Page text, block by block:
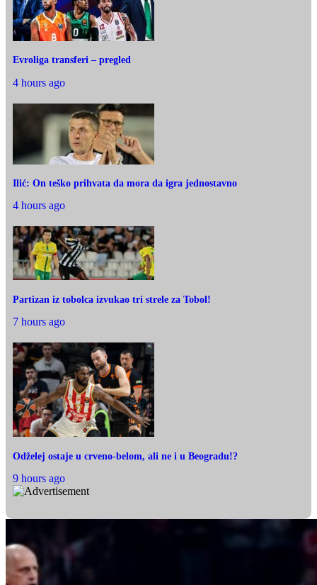
Evroliga transferi – pregled
4 hours ago
Ilić: On teško prihvata da mora da igra jednostavno
4 hours ago
Partizan iz tobolca izvukao tri strele za Tobol!
7 hours ago
Odželej ostaje u crveno-belom, ali ne i u Beogradu!?
9 hours ago